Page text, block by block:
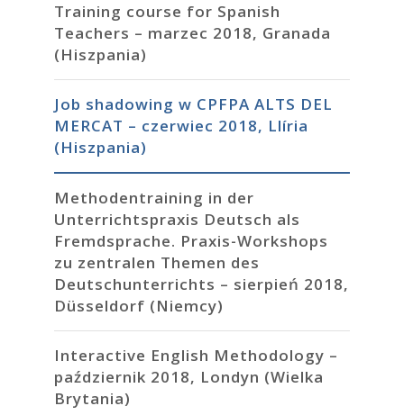
Training course for Spanish
Teachers – marzec 2018, Granada
(Hiszpania)
Job shadowing w CPFPA ALTS DEL
MERCAT – czerwiec 2018, Llíria
(Hiszpania)
Methodentraining in der
Unterrichtspraxis Deutsch als
Fremdsprache. Praxis-Workshops
zu zentralen Themen des
Deutschunterrichts – sierpień 2018,
Düsseldorf (Niemcy)
Interactive English Methodology –
październik 2018, Londyn (Wielka
Brytania)